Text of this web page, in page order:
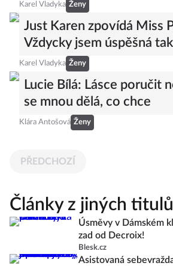
Karel Vladyka Ženy
Just Karen zpovídá Miss
Vždycky jsem úspěšná tak
Karel Vladyka Ženy
Lucie Bílá: Lásce poručit
se mnou dělá, co chce
Klára Antošová Ženy
PŘEDCHOZÍ
Články z jiných titulů
Úsměvy v Dámském
zad od Decroix!
Blesk.cz
Asistovaná